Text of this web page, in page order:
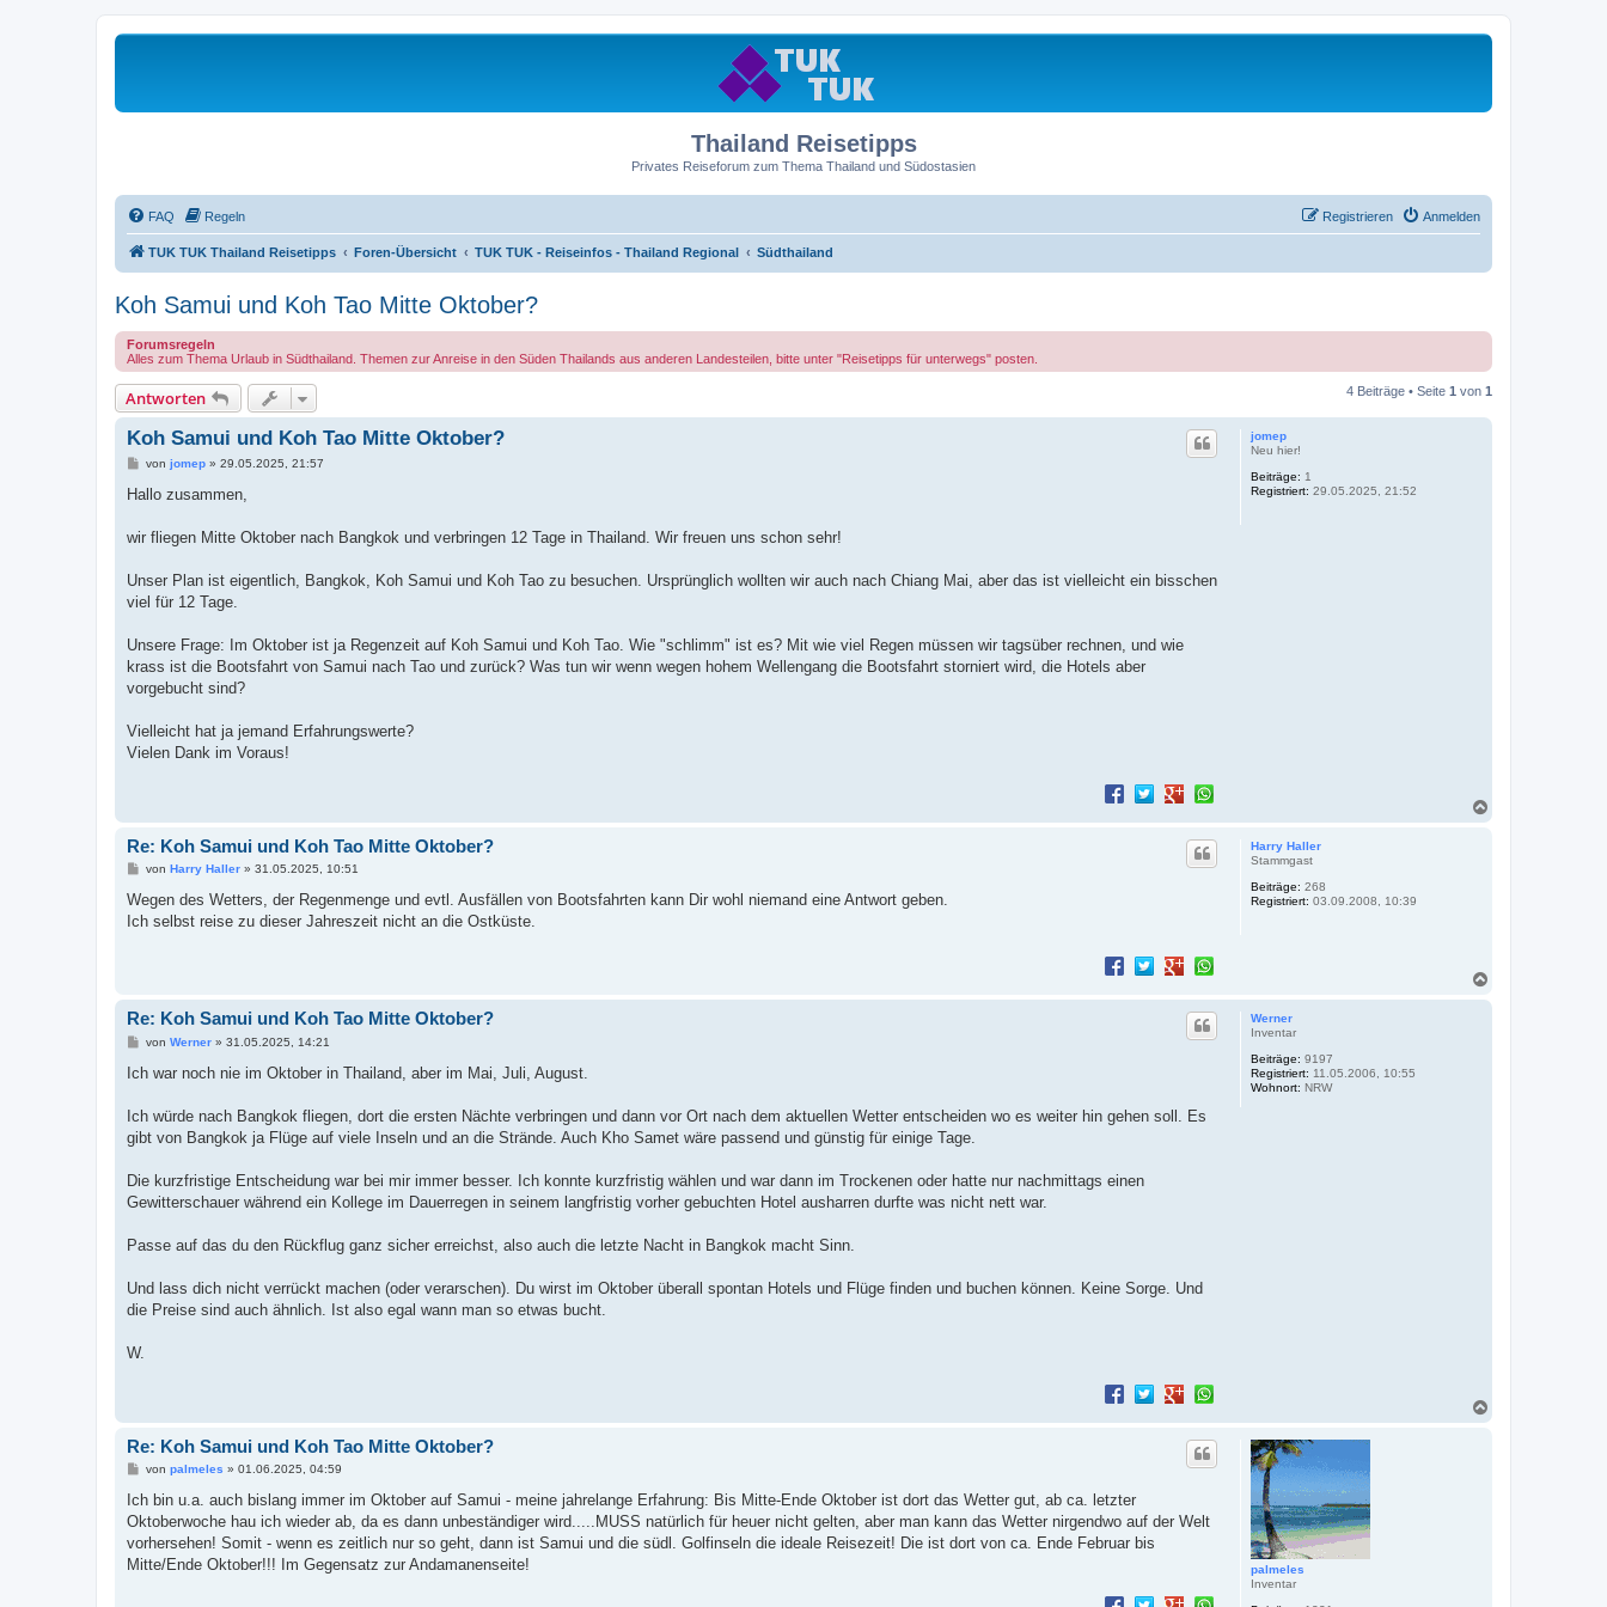
Thailand Reisetipps
Privates Reiseforum zum Thema Thailand und Südostasien
FAQ Regeln Anmelden
Registrieren
TUK TUK Thailand Reisetipps Foren-Übersicht TUK TUK - Reiseinfos - Thailand Regional Südthailand
Koh Samui und Koh Tao Mitte Oktober?
Forumsregeln
Alles zum Thema Urlaub in Südthailand. Themen zur Anreise in den Süden Thailands aus anderen Landesteilen, bitte unter "Reisetipps für unterwegs" posten.
Antworten 4 Beiträge • Seite 1 von 1
jomep
Neu hier!
Beiträge: 1
Registriert: 29.05.2025, 21:52
Koh Samui und Koh Tao Mitte Oktober?
B
i
a
von jomep» 29.05.2025, 21:57
Hallo zusammen,
wir fliegen Mitte Oktober nach Bangkok und verbringen 12 Tage in Thailand. Wir freuen uns schon sehr!
Unser Plan ist eigentlich, Bangkok, Koh Samui und Koh Tao zu besuchen. Ursprünglich wollten wir auch nach Chiang Mai, aber das ist vielleicht ein bisschen
viel für 12 Tage.
Unsere Frage: Im Oktober ist ja Regenzeit auf Koh Samui und Koh Tao. Wie "schlimm" ist es? Mit wie viel Regen müssen wir tagsüber rechnen, und wie
krass ist die Bootsfahrt von Samui nach Tao und zurück? Was tun wir wenn wegen hohem Wellengang die Bootsfahrt storniert wird, die Hotels aber
vorgebucht sind?
Vielleicht hat ja jemand Erfahrungswerte?
Vielen Dank im Voraus!
Harry Haller
Stammgast
Beiträge: 268
Registriert: 03.09.2008, 10:39
Re: Koh Samui und Koh Tao Mitte Oktober?
B
i
r
von Harry Haller» 31.05.2025, 10:51
Wegen des Wetters, der Regenmenge und evtl. Ausfällen von Bootsfahrten kann Dir wohl niemand eine Antwort geben.
Ich selbst reise zu dieser Jahreszeit nicht an die Ostküste.
Werner
Inventar
Beiträge: 9197
Registriert: 11.05.2006, 10:55
Wohnort: NRW
Re: Koh Samui und Koh Tao Mitte Oktober?
B
i
a
von Werner» 31.05.2025, 14:21
Ich war noch nie im Oktober in Thailand, aber im Mai, Juli, August.
Ich würde nach Bangkok fliegen, dort die ersten Nächte verbringen und dann vor Ort nach dem aktuellen Wetter entscheiden wo es weiter hin gehen soll. Es
gibt von Bangkok ja Flüge auf viele Inseln und an die Strände. Auch Kho Samet wäre passend und günstig für einige Tage.
Die kurzfristige Entscheidung war bei mir immer besser. Ich konnte kurzfristig wählen und war dann im Trockenen oder hatte nur nachmittags einen
Gewitterschauer während ein Kollege im Dauerregen in seinem langfristig vorher gebuchten Hotel ausharren durfte was nicht nett war.
Passe auf das du den Rückflug ganz sicher erreichst, also auch die letzte Nacht in Bangkok macht Sinn.
Und lass dich nicht verrückt machen (oder verarschen). Du wirst im Oktober überall spontan Hotels und Flüge finden und buchen können. Keine Sorge. Und
die Preise sind auch ähnlich. Ist also egal wann man so etwas bucht.
W.
palmeles
Inventar
Re: Koh Samui und Koh Tao Mitte Oktober?
B
i
r
a
von palmeles » 01.06.2025, 04:59
Ich bin u.a. auch bislang immer im Oktober auf Samui - meine jahrelange Erfahrung: Bis Mitte-Ende Oktober ist dort das Wetter gut, ab ca. letzter
Oktoberwoche hau ich wieder ab, da es dann unbeständiger wird.....MUSS natürlich für heuer nicht gelten, aber man kann das Wetter nirgendwo auf der Welt
vorhersehen! Somit - wenn es zeitlich nur so geht, dann ist Samui und die südl. Golfinseln die ideale Reisezeit! Die ist dort von ca. Ende Februar bis
Mitte/Ende Oktober!!! Im Gegensatz zur Andamanenseite!